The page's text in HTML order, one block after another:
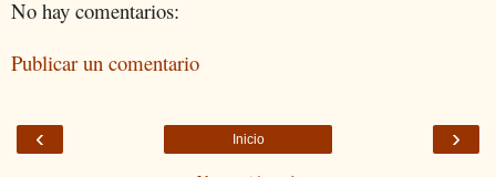
No hay comentarios:
Publicar un comentario
‹ ›
Inicio